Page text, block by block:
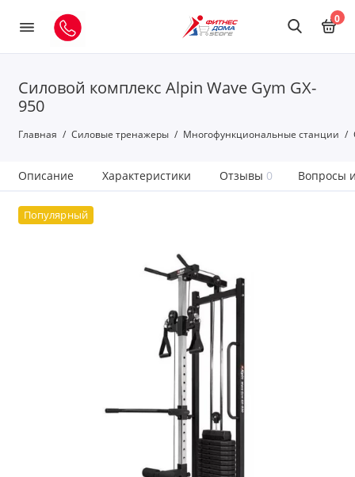
0
Силовой комплекс Alpin Wave Gym GX-
950
Главная Силовые тренажеры Многофункциональные станции
Описание Характеристики Отзывы 0 Вопросы
Популярный